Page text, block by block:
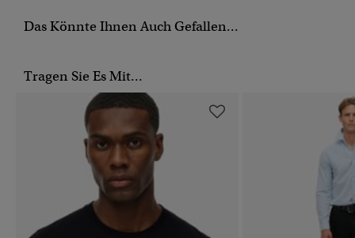
Das Könnte Ihnen Auch Gefallen...
Tragen Sie Es Mit...